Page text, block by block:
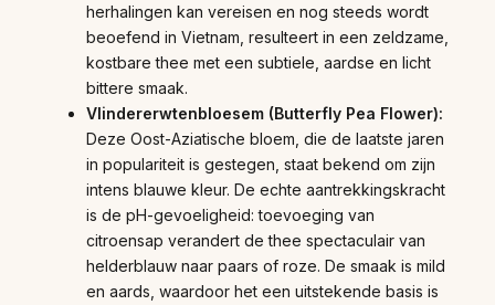
herhalingen kan vereisen en nog steeds wordt
beoefend in Vietnam, resulteert in een zeldzame,
kostbare thee met een subtiele, aardse en licht
bittere smaak.
Vlindererwtenbloesem (Butterfly Pea Flower):
Deze Oost-Aziatische bloem, die de laatste jaren
in populariteit is gestegen, staat bekend om zijn
intens blauwe kleur. De echte aantrekkingskracht
is de pH-gevoeligheid: toevoeging van
citroensap verandert de thee spectaculair van
helderblauw naar paars of roze. De smaak is mild
en aards, waardoor het een uitstekende basis is